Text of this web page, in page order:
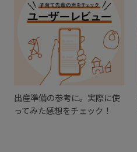
出産準備の参考に。実際に使
ってみた感想をチェック！